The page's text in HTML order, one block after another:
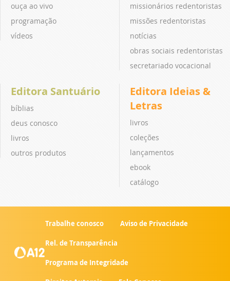
ouça ao vivo
programação
vídeos
missionários redentoristas
missões redentoristas
notícias
obras sociais redentoristas
secretariado vocacional
Editora Santuário
bíblias
deus conosco
livros
outros produtos
Editora Ideias &
Letras
livros
coleções
lançamentos
ebook
catálogo
Trabalhe conosco Aviso de Privacidade
Rel. de Transparência
Programa de Integridade